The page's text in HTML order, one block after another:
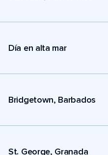
Día en alta mar
Bridgetown, Barbados
St. George, Granada